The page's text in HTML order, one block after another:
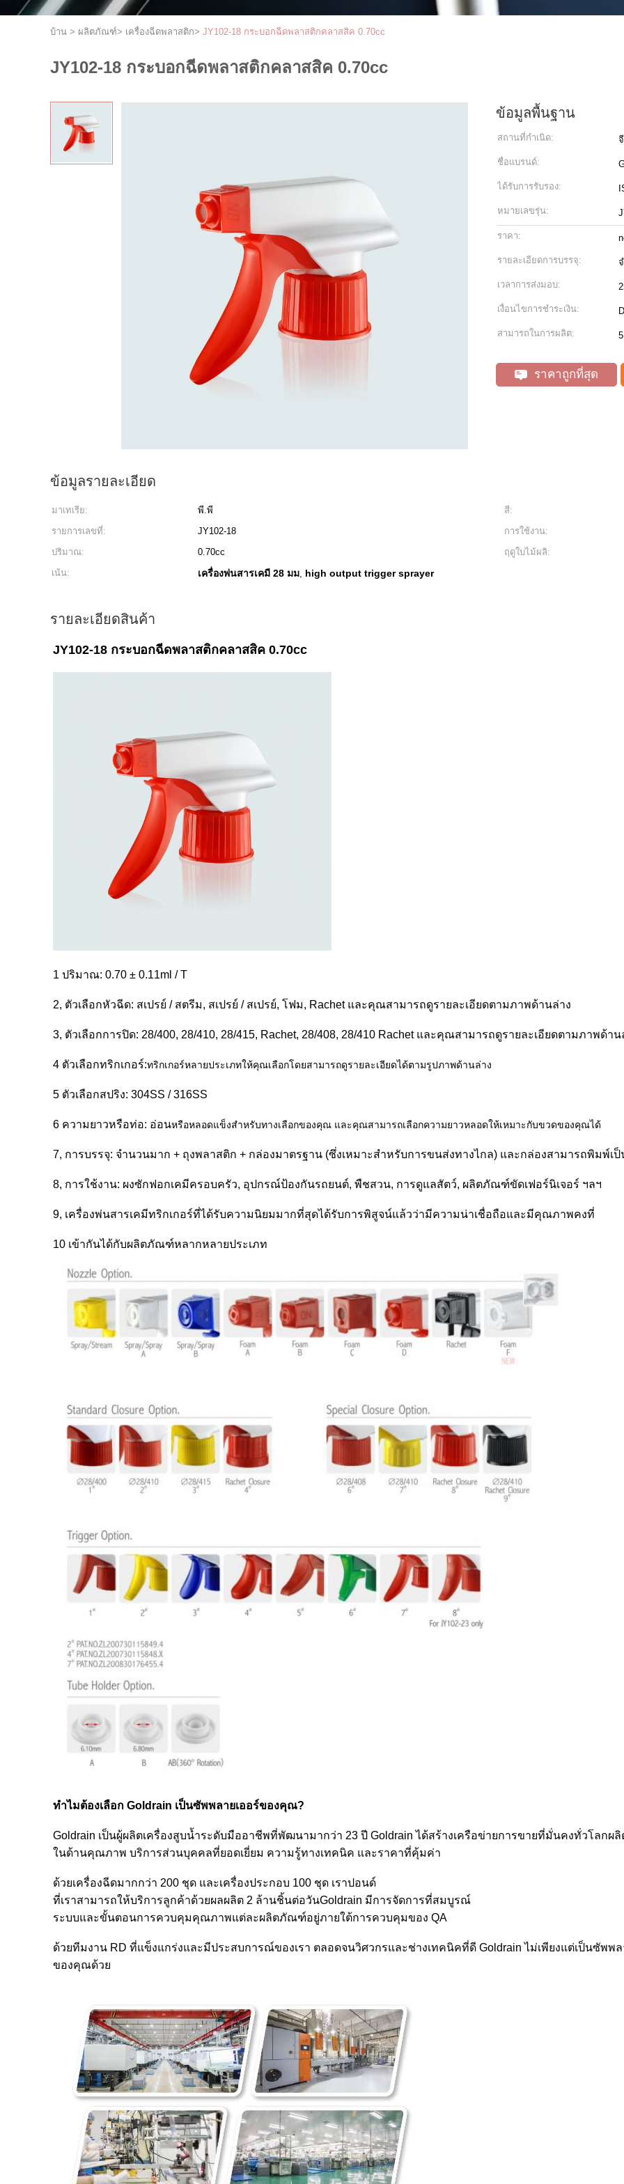
บ้าน > ผลิตภัณฑ์> เครื่องฉีดพลาสติก> JY102-18 กระบอกฉีดพลาสติกคลาสสิค 0.70cc
JY102-18 กระบอกฉีดพลาสติกคลาสสิค 0.70cc
ข้อมูลพื้นฐาน
สถานที่กำเนิด:
ชื่อแบรนด์:
ได้รับการรับรอง:
หมายเลขรุ่น:
ราคา:
รายละเอียดการบรรจุ:
เวลาการส่งมอบ:
เงื่อนไขการชำระเงิน:
สามารถในการผลิต:
ราคาถูกที่สุด
ข้อมูลรายละเอียด
มาเทเรีย: พี.พี สี:
รายการเลขที่:
JY102-18 การใช้งาน:
ปริมาณ:
0.70cc ฤดูใบไม้ผลิ:
เน้น:
เครื่องพ่นสารเคมี 28 มม, high output trigger sprayer
รายละเอียดสินค้า
JY102-18 กระบอกฉีดพลาสติกคลาสสิค 0.70cc
1 ปริมาณ: 0.70 ± 0.11ml / T
2, ตัวเลือกหัวฉีด: สเปรย์ / สตรีม, สเปรย์ / สเปรย์, โฟม, Rachet และคุณสามารถดูรายละเอียดตามภาพด้านล่าง
3, ตัวเลือกการปิด: 28/400, 28/410, 28/415, Rachet, 28/408, 28/410 Rachet และคุณสามารถดูรายละเอียดตามภาพด้าน
4 ตัวเลือกทริกเกอร์:ทริกเกอร์หลายประเภทให้คุณเลือกโดยสามารถดูรายละเอียดได้ตามรูปภาพด้านล่าง
5 ตัวเลือกสปริง: 304SS / 316SS
6 ความยาวหรือท่อ: อ่อนหรือหลอดแข็งสำหรับทางเลือกของคุณ และคุณสามารถเลือกความยาวหลอดให้เหมาะกับขวดของคุณได้
7, การบรรจุ: จำนวนมาก + ถุงพลาสติก + กล่องมาตรฐาน (ซึ่งเหมาะสำหรับการขนส่งทางไกล) และกล่องสามารถพิมพ์เ
8, การใช้งาน: ผงซักฟอกเคมีครอบครัว, อุปกรณ์ป้องกันรถยนต์, พืชสวน, การดูแลสัตว์, ผลิตภัณฑ์ขัดเฟอร์นิเจอร์ ฯลฯ
9, เครื่องพ่นสารเคมีทริกเกอร์ที่ได้รับความนิยมมากที่สุดได้รับการพิสูจน์แล้วว่ามีความน่าเชื่อถือและมีคุณภาพคงที่
10 เข้ากันได้กับผลิตภัณฑ์หลากหลายประเภท
ทำไมต้องเลือก Goldrain เป็นซัพพลายเออร์ของคุณ?
Goldrain เป็นผู้ผลิตเครื่องสูบน้ำระดับมืออาชีพที่พัฒนามากว่า 23 ปี Goldrain ได้สร้างเครือข่ายการขายที่มั่นคงทั่วโลกผ
ในด้านคุณภาพ บริการส่วนบุคคลที่ยอดเยี่ยม ความรู้ทางเทคนิค และราคาที่คุ้มค่า
ด้วยเครื่องฉีดมากกว่า 200 ชุด และเครื่องประกอบ 100 ชุด เราปอนด์
ที่เราสามารถให้บริการลูกค้าด้วยผลผลิต 2 ล้านชิ้นต่อวันGoldrain มีการจัดการที่สมบูรณ์
ระบบและขั้นตอนการควบคุมคุณภาพแต่ละผลิตภัณฑ์อยู่ภายใต้การควบคุมของ QA
ด้วยทีมงาน RD ที่แข็งแกร่งและมีประสบการณ์ของเรา ตลอดจนวิศวกรและช่างเทคนิคที่ดี Goldrain ไม่เพียงแต่เป็นซัพ
ของคุณด้วย